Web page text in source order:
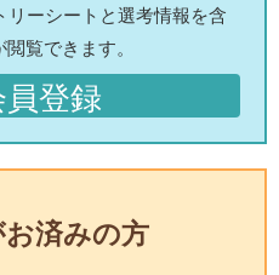
ーシートと選考情報を含
覧できます。
登録
済みの方